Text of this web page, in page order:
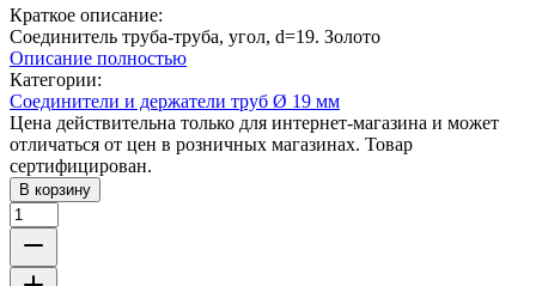
Краткое описание:
Соединитель труба-труба, угол, d=19. Золото
Описание полностью
Категории:
Соединители и держатели труб Ø 19 мм
Цена действительна только для интернет-магазина и может
отличаться от цен в розничных магазинах. Товар
сертифицирован.
В корзину